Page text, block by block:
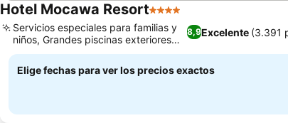
Hotel Mocawa Resort4 Estrellas
8,9Excelente (3.391
Servicios especiales para familias y
niños, Grandes piscinas exteriores
con bar
Elige fechas para ver los precios exactos